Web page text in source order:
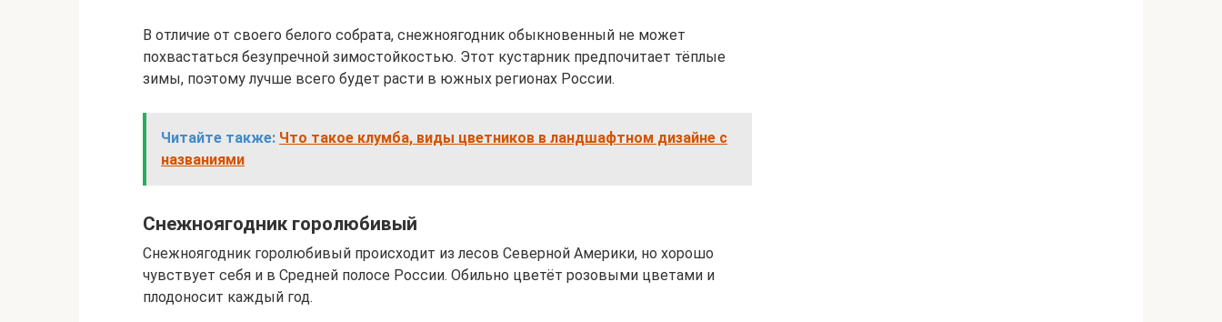
В отличие от своего белого собрата, снежноягодник обыкновенный не может
похвастаться безупречной зимостойкостью. Этот кустарник предпочитает тёплые
зимы, поэтому лучше всего будет расти в южных регионах России.
Читайте также: Что такое клумба, виды цветников в ландшафтном дизайне с
названиями
Снежноягодник горолюбивый
Снежноягодник горолюбивый происходит из лесов Северной Америки, но хорошо
чувствует себя и в Средней полосе России. Обильно цветёт розовыми цветами и
плодоносит каждый год.